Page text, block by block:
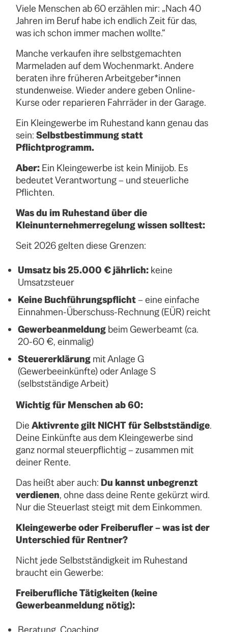
Viele Menschen ab 60 erzählen mir: „Nach 40
Jahren im Beruf habe ich endlich Zeit für das,
was ich schon immer machen wollte.“
Manche verkaufen ihre selbstgemachten
Marmeladen auf dem Wochenmarkt. Andere
beraten ihre früheren Arbeitgeber*innen
stundenweise. Wieder andere geben Online-
Kurse oder reparieren Fahrräder in der Garage.
Ein Kleingewerbe im Ruhestand kann genau das
sein:Selbstbestimmung statt
Pflichtprogramm.
Aber: Ein Kleingewerbe ist kein Minijob. Es
bedeutet Verantwortung – und steuerliche
Pflichten.
Was du im Ruhestand über die
Kleinunternehmerregelung wissen solltest:
Seit 2026 gelten diese Grenzen:
Umsatz bis 25.000 € jährlich: keine
Umsatzsteuer
Keine Buchführungspflicht – eine einfache
Einnahmen-Überschuss-Rechnung (EÜR) reicht
Gewerbeanmeldung beim Gewerbeamt (ca.
20-60 €, einmalig)
Steuererklärung mit Anlage G
(Gewerbeeinkünfte) oder Anlage S
(selbstständige Arbeit)
Wichtig für Menschen ab 60:
DieAktivrente gilt NICHT für Selbstständige.
Deine Einkünfte aus dem Kleingewerbe sind
ganz normal steuerpflichtig – zusammen mit
deiner Rente.
Das heißt aber auch: Du kannst unbegrenzt
verdienen, ohne dass deine Rente gekürzt wird.
Nur die Steuerlast steigt mit dem Einkommen.
Kleingewerbe oder Freiberufler – was ist der
Unterschied für Rentner?
Nicht jede Selbstständigkeit im Ruhestand
braucht ein Gewerbe:
Freiberufliche Tätigkeiten (keine
Gewerbeanmeldung nötig):